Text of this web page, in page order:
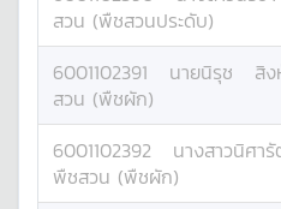
สวน (พืชสวนประดับ)
6001102391 นายนิรุช สิ
สวน (พืชผัก)
6001102392 นางสาวนิศา
พืชสวน (พืชผัก)